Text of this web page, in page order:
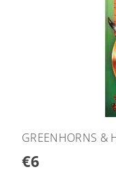
GREENHORNS &
€6